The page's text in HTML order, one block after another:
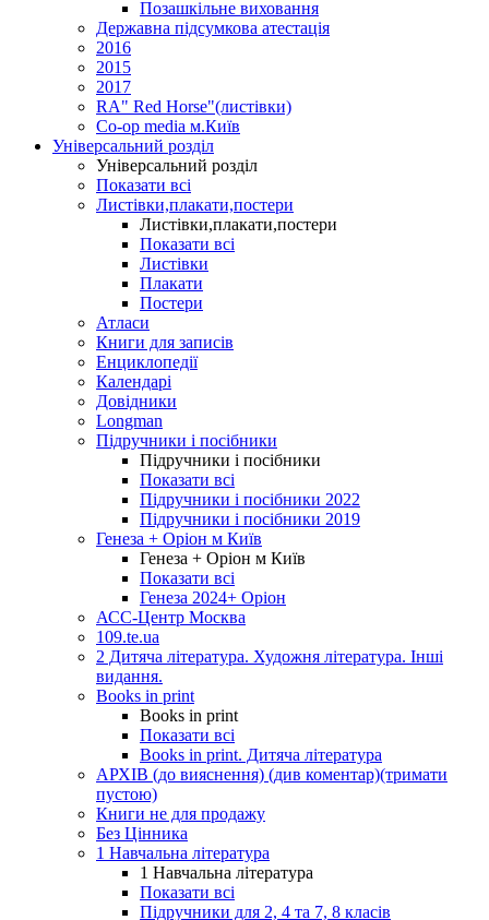
Позашкільне виховання
Державна підсумкова атестація
2016
2015
2017
RA" Red Horse"(листівки)
Co-op media м.Київ
Універсальний розділ
Універсальний розділ
Показати всі
Листівки,плакати,постери
Листівки,плакати,постери
Показати всі
Листівки
Плакати
Постери
Атласи
Книги для записів
Енциклопедії
Календарі
Довідники
Longman
Підручники і посібники
Підручники і посібники
Показати всі
Підручники і посібники 2022
Підручники і посібники 2019
Генеза + Оріон м Київ
Генеза + Оріон м Київ
Показати всі
Генеза 2024+ Оріон
АСС-Центр Москва
109.te.ua
2 Дитяча література. Художня література. Інші
видання.
Books in print
Books in print
Показати всі
Books in print. Дитяча література
АРХІВ (до вияснення) (див коментар)(тримати
пустою)
Книги не для продажу
Без Цінника
1 Навчальна література
1 Навчальна література
Показати всі
Підручники для 2, 4 та 7, 8 класів